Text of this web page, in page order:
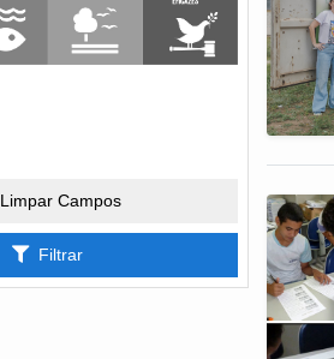
Limpar Campos
Filtrar